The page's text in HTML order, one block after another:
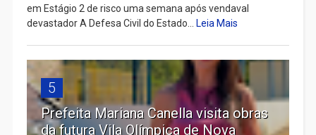
em Estágio 2 de risco uma semana após vendaval
devastador A Defesa Civil do Estado... Leia Mais
5
Prefeita Mariana Canella visita obras
da futura Vila Olímpica de Nova